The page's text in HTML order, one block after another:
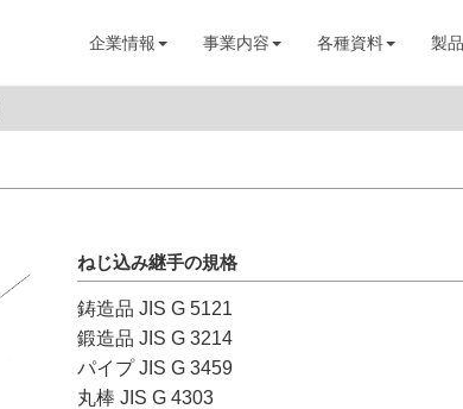
企業情報 事業内容 各種資料 製
ねじ込み継手の規格
鋳造品 JIS G 5121
鍛造品 JIS G 3214
パイプ JIS G 3459
丸棒 JIS G 4303